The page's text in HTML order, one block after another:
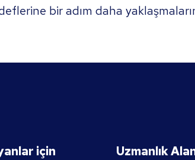
bir adım daha
için Uzmanlık